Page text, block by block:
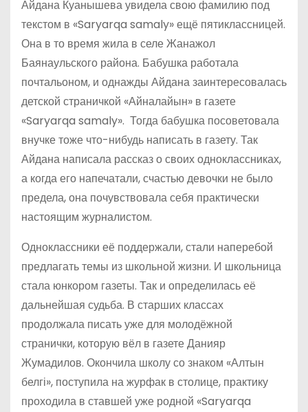
Айдана Куанышева увидела свою фамилию под
текстом в «Saryarqa samaly» ещё пятиклассницей.
Она в то время жила в селе Жанажол
Баянаульского района. Бабушка работала
почтальоном, и однажды Айдана заинтересовалась
детской страничкой «Айналайын» в газете
«Saryarqa samaly». Тогда бабушка посоветовала
внучке тоже что-нибудь написать в газету. Так
Айдана написала рассказ о своих одноклассниках,
а когда его напечатали, счастью девочки не было
предела, она почувствовала себя практически
настоящим журналистом.
Одноклассники её поддержали, стали наперебой
предлагать темы из школьной жизни. И школьница
стала юнкором газеты. Так и определилась её
дальнейшая судьба. В старших классах
продолжала писать уже для молодёжной
странички, которую вёл в газете Данияр
Жумадилов. Окончила школу со знаком «Алтын
белгі», поступила на журфак в столице, практику
проходила в ставшей уже родной «Saryarqa